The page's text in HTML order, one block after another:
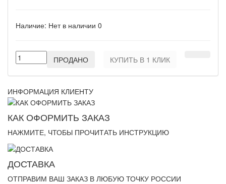
Наличие: Нет в наличии 0
ПРОДАНО КУПИТЬ В 1 КЛИК
ИНФОРМАЦИЯ КЛИЕНТУ
КАК ОФОРМИТЬ ЗАКАЗ
НАЖМИТЕ, ЧТОБЫ ПРОЧИТАТЬ ИНСТРУКЦИЮ
ДОСТАВКА
ОТПРАВИМ ВАШ ЗАКАЗ В ЛЮБУЮ ТОЧКУ РОССИИ